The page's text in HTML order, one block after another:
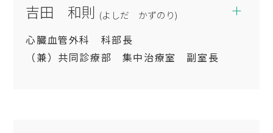
日本外科学会外科専門医・指導医
吉田 和則 (よしだ かずのり)
心臓血管外科 科部長
（兼）共同診療部 集中治療室 副室長